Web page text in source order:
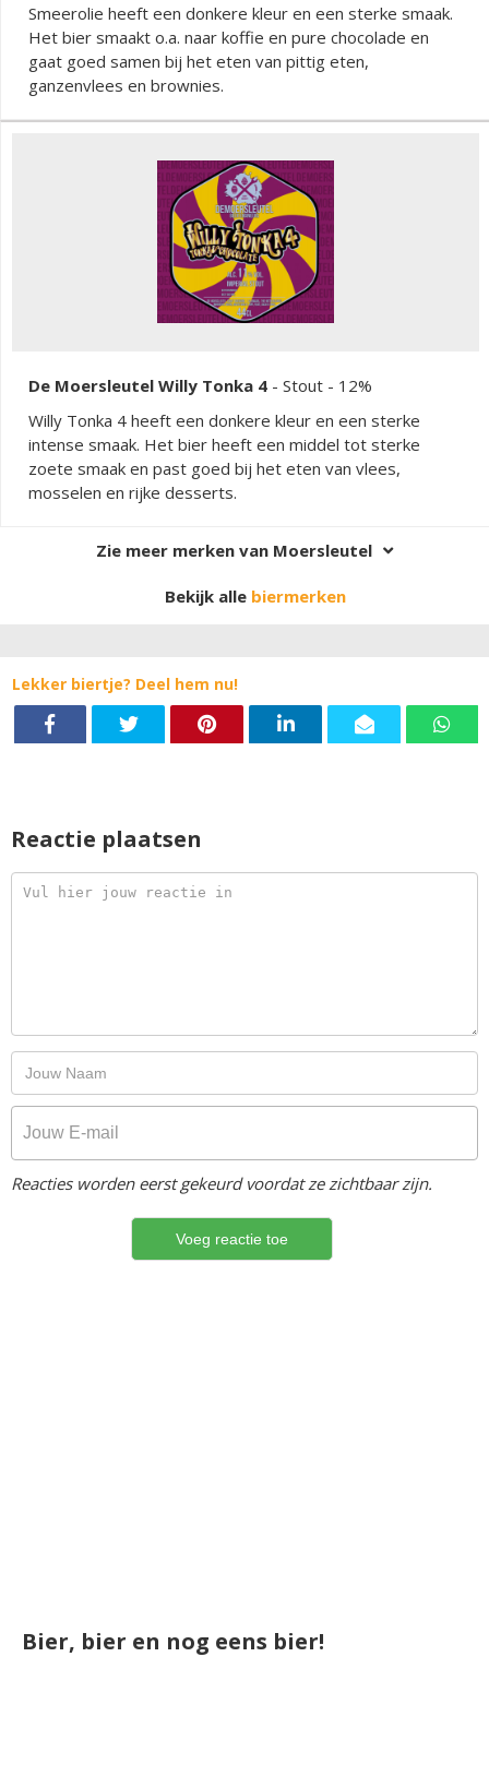
Smeerolie heeft een donkere kleur en een sterke smaak.
Het bier smaakt o.a. naar koffie en pure chocolade en
gaat goed samen bij het eten van pittig eten,
ganzenvlees en brownies.
De Moersleutel Willy Tonka 4 - Stout - 12%
Willy Tonka 4 heeft een donkere kleur en een sterke
intense smaak. Het bier heeft een middel tot sterke
zoete smaak en past goed bij het eten van vlees,
mosselen en rijke desserts.
Zie meer merken van Moersleutel
Bekijk alle biermerken
Lekker biertje? Deel hem nu!
Reactie plaatsen
Reacties worden eerst gekeurd voordat ze zichtbaar zijn.
Bier, bier en nog eens bier!